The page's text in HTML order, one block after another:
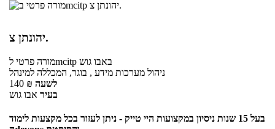
יהונתן צ.
מורה פרטילmcitp באבו גוש
ניהול מערכות מידע , בוגר, המכללה למינהל
140 ₪ לשעה
בעיר אבו גוש
בעל 15 שנות ניסיון במקצועות היי טייק - ניתן לעזור בכל מקצעות לימוד